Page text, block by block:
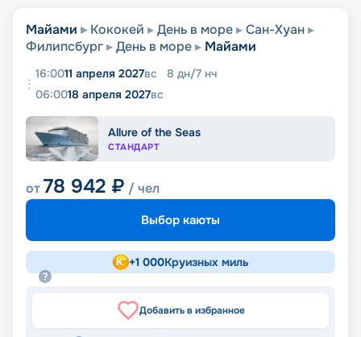
Майами Кококей День в море
Сан-Хуан
Филипсбург
День в море Майами
16:0011 апреля 2027вс 8 дн/7 нч
06:0018 апреля 2027вс
Allure of the Seas
СТАНДАРТ
от78 942 ₽ / чел
Выбор каюты
+1 000Круизных миль
Добавить в избранное